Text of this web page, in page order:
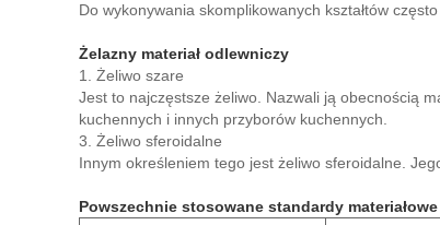
Do wykonywania skomplikowanych kształtów
Żelazny materiał odlewniczy
1. Żeliwo szare
Jest to najczęstsze żeliwo. Nazwali ją obecnością
kuchennych i innych przyborów kuchennych.
3. Żeliwo sferoidalne
Innym określeniem tego jest żeliwo sferoidalne.
Powszechnie stosowane standardy